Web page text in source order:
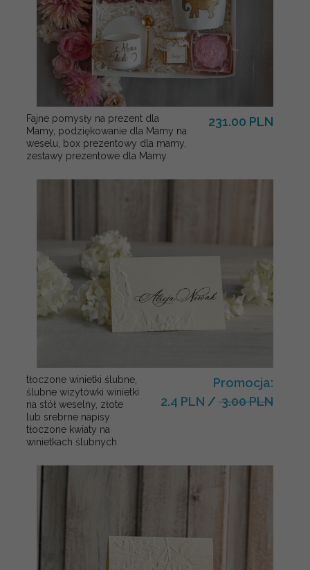
Fajne pomysły na prezent dla
Mamy, podziękowanie dla Mamy na
weselu, box prezentowy dla mamy,
zestawy prezentowe dla Mamy
231.00 PLN
tłoczone winietki ślubne,
ślubne wizytówki winietki
na stół weselny, złote
lub srebrne napisy
tłoczone kwiaty na
winietkach ślubnych
Promocja:
2.4 PLN / 3.00 PLN